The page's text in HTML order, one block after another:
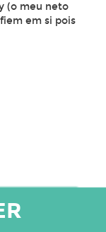
(o meu neto
em si pois